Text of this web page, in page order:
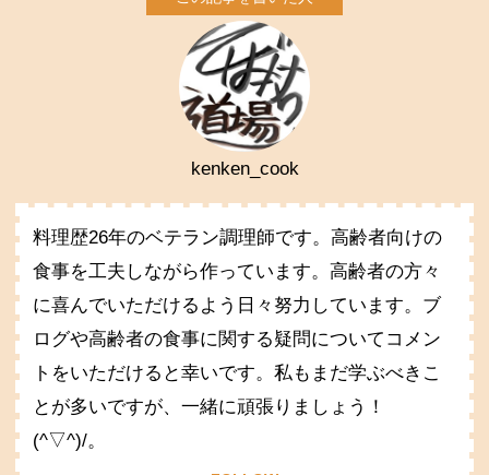
kenken_cook
料理歴26年のベテラン調理師です。高齢者向けの
食事を工夫しながら作っています。高齢者の方々
に喜んでいただけるよう日々努力しています。ブ
ログや高齢者の食事に関する疑問についてコメン
トをいただけると幸いです。私もまだ学ぶべきこ
とが多いですが、一緒に頑張りましょう！
(^▽^)/。